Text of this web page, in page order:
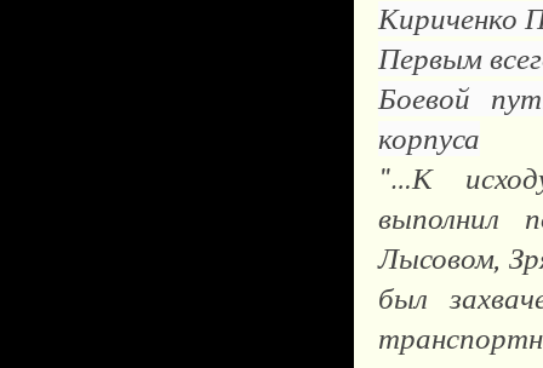
Кириченко
Первым
Боевой
корпуса
"…К
выполнил
Лысовом,
был